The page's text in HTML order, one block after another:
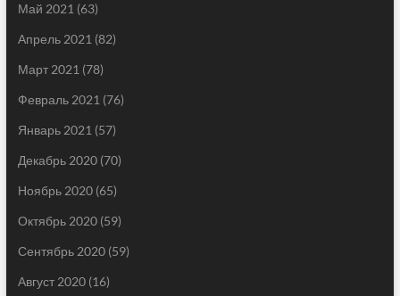
Май 2021 (63)
Апрель 2021 (82)
Март 2021 (78)
Февраль 2021 (76)
Январь 2021 (57)
Декабрь 2020(70)
Ноябрь 2020(65)
Октябрь 2020(59)
Сентябрь 2020(59)
Август 2020(16)